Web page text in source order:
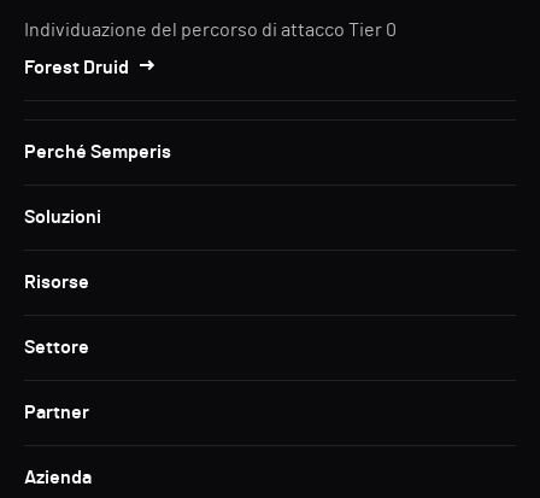
Individuazione del percorso di attacco Tier 0
Forest Druid
Perché Semperis
Soluzioni
Risorse
Settore
Partner
Azienda